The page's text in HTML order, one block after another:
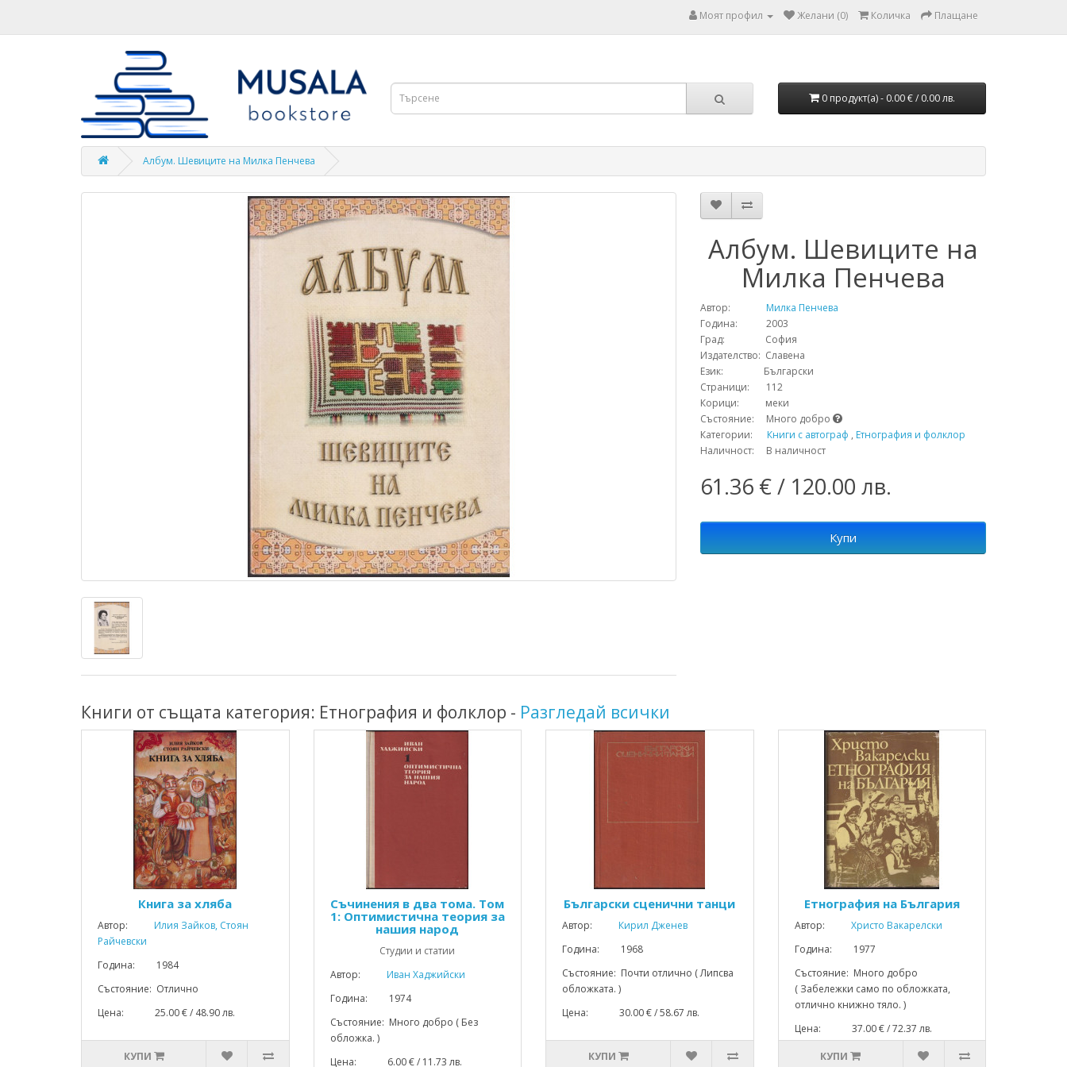
Моят профил Желани (0) Количка Плащане
0 продукт(а) - 0.00 € / 0.00 лв.
Албум. Шевиците на Милка Пенчева
Албум. Шевиците на
Милка Пенчева
Автор:
Милка Пенчева
Година: 2003
Град: София
Издателство: Славена
Език: Български
Страници: 112
Корици: меки
Състояние: Много добро
Категории: Книги с автограф , Етнография и фолклор
Наличност: В наличност
61.36 € / 120.00 лв.
Купи
Книги от същата категория: Етнография и фолклор - Разгледай всички
Книга за хляба
Автор:
Илия Зайков, Стоян
Райчевски
Година: 1984
Състояние: Отлично
Цена: 25.00 € / 48.90 лв.
КУПИ
Съчинения в два тома. Том
1: Оптимистична теория за
нашия народ
Студии и статии
Автор:
Иван Хаджийски
Година: 1974
Състояние: Много добро ( Без
обложка. )
Цена: 6.00 € / 11.73 лв.
Български сценични танци
Автор:
Кирил Дженев
Година: 1968
Състояние: Почти отлично ( Липсва
обложката. )
Цена: 30.00 € / 58.67 лв.
КУПИ
Етнография на България
Автор:
Христо Вакарелски
Година: 1977
Състояние: Много добро
( Забележки само по обложката,
отлично книжно тяло. )
Цена: 37.00 € / 72.37 лв.
КУПИ